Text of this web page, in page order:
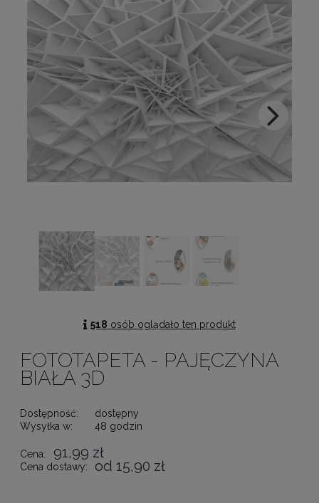
518 osób oglądało ten produkt
FOTOTAPETA - PAJĘCZYNA
BIAŁA 3D
Dostępność:
dostępny
Wysyłka w:
48 godzin
Cena: 91,99 zł
Cena dostawy: od 15,90 zł